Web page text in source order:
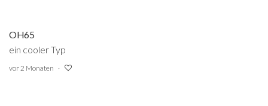
OH65
ein cooler Typ
vor 2 Monaten